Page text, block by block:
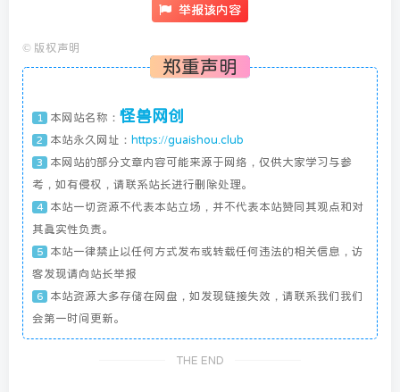
举报该内容
© 版权声明
郑重声明
1 本网站名称： 怪兽网创
2 本站永久网址： https://guaishou.club
3
本网站的部分文章内容可能来源于网络，仅供大家学习与参
考，如有侵权，请联系站长进行删除处理。
4
本站一切资源不代表本站立场，并不代表本站赞同其观点和对
其真实性负责。
5
本站一律禁止以任何方式发布或转载任何违法的相关信息，访
客发现请向站长举报
6
本站资源大多存储在网盘，如发现链接失效，请联系我们我们
会第一时间更新。
THE END